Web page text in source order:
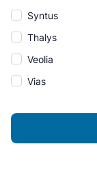
Syntus
Thalys
Veolia
Vias